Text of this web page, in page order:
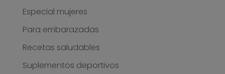
Especial mujeres
Para embarazadas
Recetas saludables
Suplementos deportivos